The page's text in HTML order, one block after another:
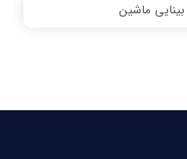
ماشین